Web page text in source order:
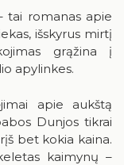
tai romanas apie
išskyrus mirtį
grąžina į
apylinkes.
apie aukštą
Dunjos tikrai
bet kokia kaina.
kaimynų –